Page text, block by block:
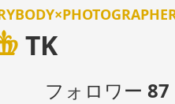
TK
フォロワー 87